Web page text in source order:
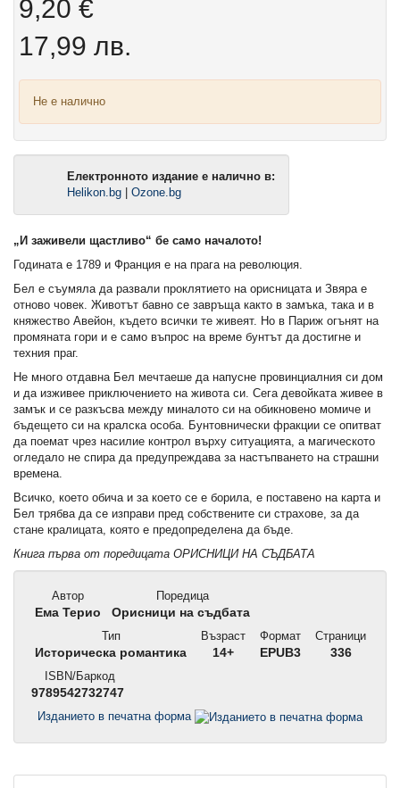
9,20 €
17,99 лв.
Не е налично
Електронното издание е налично в:
Helikon.bg
Ozone.bg
„И заживели щастливо“ бе само началото!
Годината е 1789 и Франция е на прага на революция.
Бел е съумяла да развали проклятието на орисницата и Звяра е
отново човек. Животът бавно се завръща както в замъка, така и в
княжество Авейон, където всички те живеят. Но в Париж огънят на
промяната гори и е само въпрос на време бунтът да достигне и
техния праг.
Не много отдавна Бел мечтаеше да напусне провинциалния си дом
и да изживее приключението на живота си. Сега девойката живее в
замък и се разкъсва между миналото си на обикновено момиче и
бъдещето си на кралска особа. Бунтовнически фракции се опитват
да поемат чрез насилие контрол върху ситуацията, а магическото
огледало не спира да предупреждава за настъпването на страшни
времена.
Всичко, което обича и за което се е борила, е поставено на карта и
Бел трябва да се изправи пред собствените си страхове, за да
стане кралицата, която е предопределена да бъде.
Книга първа от поредицата ОРИСНИЦИ НА СЪДБАТА
Автор
Ема Терио
Поредица
Орисници на съдбата
Тип
Историческа романтика
Възраст
14+
Формат
EPUB3
Страници
336
ISBN/Баркод
9789542732747
Изданието в печатна форма